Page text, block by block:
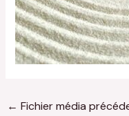
← Fichier média